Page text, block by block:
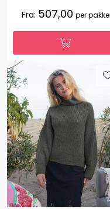
Fra: 507,00 per pakke